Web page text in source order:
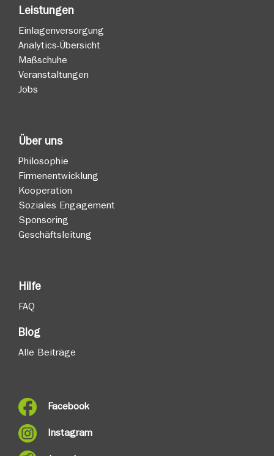
Leistungen
Einlagenversorgung
Analytics-Übersicht
Maßschuhe
Veranstaltungen
Jobs
Über uns
Philosophie
Firmenentwicklung
Kooperation
Soziales Engagement
Sponsoring
Geschäftsleitung
Hilfe
FAQ
Blog
Alle Beiträge
Facebook
Instagram